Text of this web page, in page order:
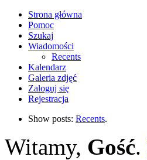
Strona główna
Pomoc
Szukaj
Wiadomości
Recents
Kalendarz
Galeria zdjęć
Zaloguj się
Rejestracja
Show posts: Recents.
Witamy, Gość.